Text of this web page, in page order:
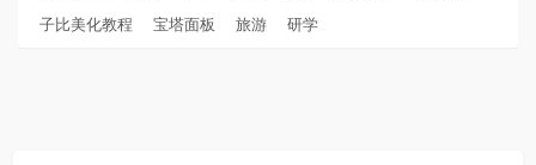
子比美化教程
宝塔面板 旅游 研学